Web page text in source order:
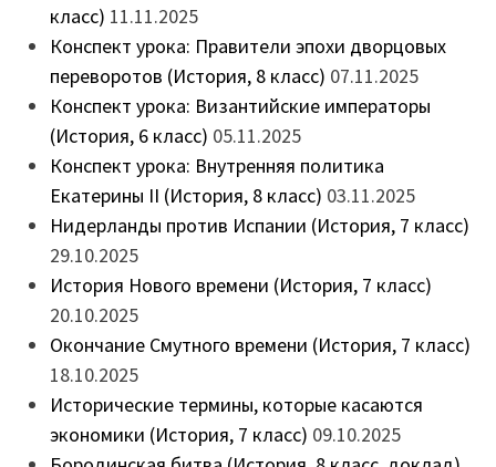
класс) 11.11.2025
Конспект урока: Правители эпохи дворцовых
переворотов (История, 8 класс) 07.11.2025
Конспект урока: Византийские императоры
(История, 6 класс) 05.11.2025
Конспект урока: Внутренняя политика
Екатерины II (История, 8 класс) 03.11.2025
Нидерланды против Испании (История, 7 класс)
29.10.2025
История Нового времени (История, 7 класс)
20.10.2025
Окончание Смутного времени (История, 7 класс)
18.10.2025
Исторические термины, которые касаются
экономики (История, 7 класс) 09.10.2025